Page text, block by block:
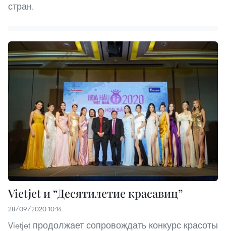
стран.
Vietjet и “Десятилетие красавиц”
28/09/2020 10:14
Vietjet продолжает сопровождать конкурс красоты